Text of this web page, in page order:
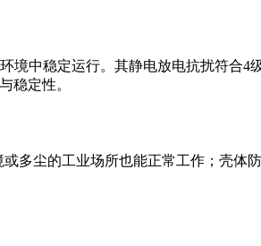
中稳定运行。其静电放电抗扰符合
稳定性。
多尘的工业场所也能正常工作；壳体